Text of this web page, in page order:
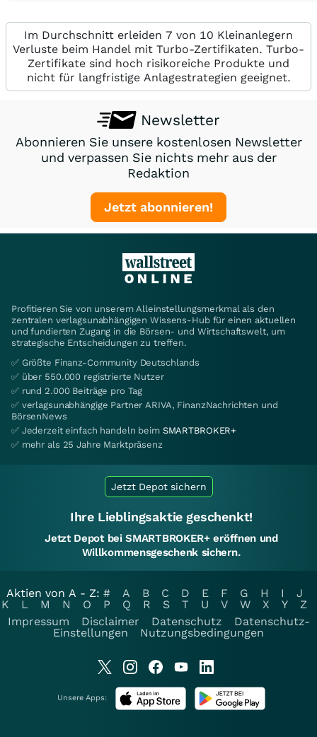
Im Durchschnitt erleiden 7 von 10 Kleinanlegern
Verluste beim Handel mit Turbo-Zertifikaten. Turbo-
Zertifikate sind hoch risikoreiche Produkte und
nicht für langfristige Anlagestrategien geeignet.
Newsletter
Abonnieren Sie unsere kostenlosen Newsletter
und verpassen Sie nichts mehr aus der
Redaktion
Jetzt abonnieren!
Profitieren Sie von unserem Alleinstellungsmerkmal als den
zentralen verlagsunabhängigen Wissens-Hub für einen aktuellen
und fundierten Zugang in die Börsen- und Wirtschaftswelt, um
strategische Entscheidungen zu treffen.
✅ Größte Finanz-Community Deutschlands
✅ über 550.000 registrierte Nutzer
✅ rund 2.000 Beiträge pro Tag
✅ verlagsunabhängige Partner ARIVA, FinanzNachrichten und
BörsenNews
✅ Jederzeit einfach handeln beim SMARTBROKER+
✅ mehr als 25 Jahre Marktpräsenz
Jetzt Depot sichern
Ihre Lieblingsaktie geschenkt!
Jetzt Depot bei SMARTBROKER+ eröffnen und
Willkommensgeschenk sichern.
Aktien von A - Z: # A B C D E F G H I
J
K
L M N O P Q R S T U V W X Y
Z
Impressum
Disclaimer Datenschutz
Datenschutz-
Einstellungen
Nutzungsbedingungen
Unsere Apps: